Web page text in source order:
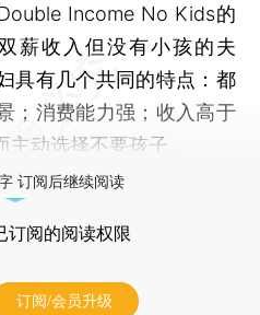
Income No Kids的
薪收入但没有小孩的夫
具有几个共同的特点：都
；消费能力强；收入高于
动选择不要孩子。
订阅后继续阅读
订阅的阅读权限
订阅/会员升级